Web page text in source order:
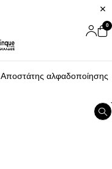
0
Αποστάτης αλφαδοποίησης